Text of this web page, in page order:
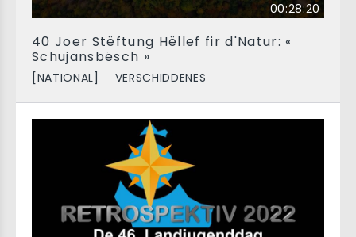
00:28:20
40 Joer Stëftung Hëllef fir d'Natur: «
Schujansbësch »
[NATIONAL] VERSCHIDDENES